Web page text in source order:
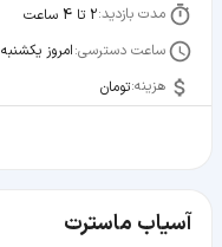
مدت بازدید:2 تا 4 ساعت
ساعت دسترسی:امروز یکشنبه 08:00 صبح تا 16:00
هزینه:تومان
آسیاب ماسترت